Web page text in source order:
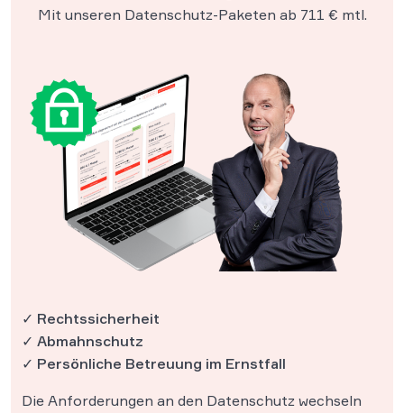
Mit unseren Datenschutz-Paketen ab 711 € mtl.
✓ Rechtssicherheit
✓ Abmahnschutz
✓ Persönliche Betreuung im Ernstfall
Die Anforderungen an den Datenschutz wechseln